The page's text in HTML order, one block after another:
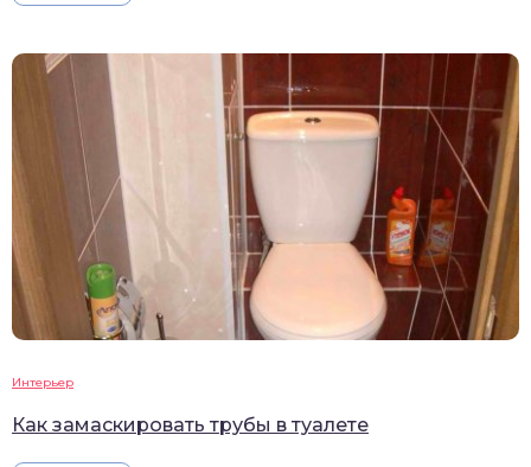
Интерьер
Как замаскировать трубы в туалете